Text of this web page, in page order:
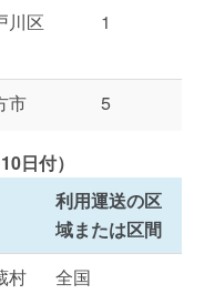
川区 1
市 5
日付）
利用運送の区
域または区間
村
全国